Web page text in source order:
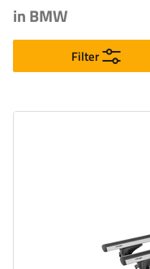
in BMW
Filter